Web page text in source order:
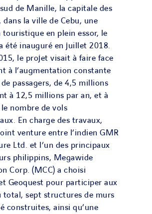
de Manille, la capitale des
dans la ville de Cebu, une
en plein essor, le
été inauguré en juillet 2018.
le projet visait à faire face
à l’augmentation constante
passagers, de 4,5 millions
à 12,5 millions par an, et à
nombre de vols
En charge des travaux,
venture entre l’indien GMR
Ltd. et l’un des principaux
philippins, Megawide
Corp. (MCC) a choisi
Geoquest pour participer aux
total, sept structures de murs
construites, ainsi qu’une